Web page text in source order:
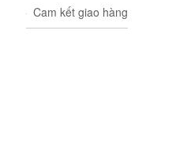
Cam kết giao hàng